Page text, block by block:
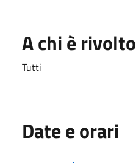
A chi è rivolto
Tutti
Date e orari